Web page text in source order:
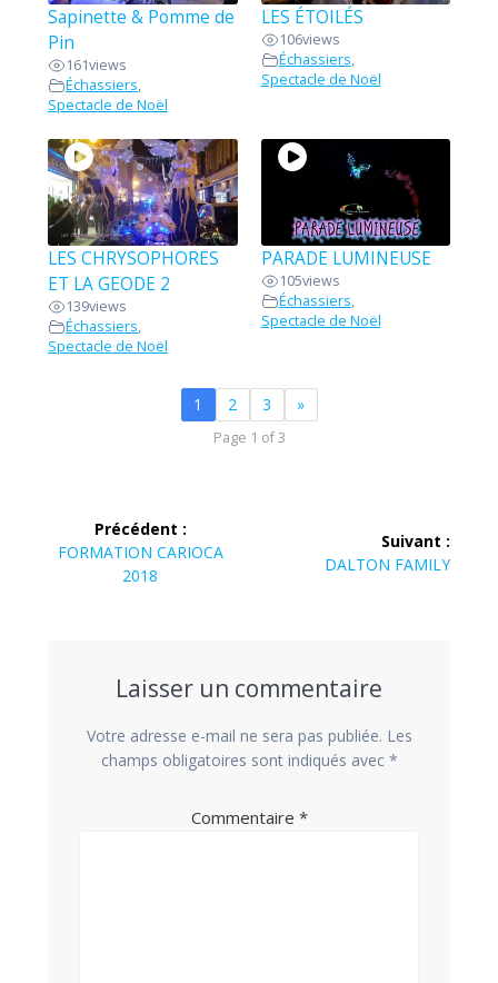
Sapinette & Pomme de
Pin
161views
Échassiers,
Spectacle de Noël
LES ÉTOILÉS
106views
Échassiers,
Spectacle de Noël
LES CHRYSOPHORES
ET LA GEODE 2
139views
Échassiers,
Spectacle de Noël
PARADE LUMINEUSE
105views
Échassiers,
Spectacle de Noël
1 2 3 »
Page 1 of 3
Précédent :
FORMATION CARIOCA
2018
Suivant :
DALTON FAMILY
Laisser un commentaire
Votre adresse e-mail ne sera pas publiée. Les
champs obligatoires sont indiqués avec *
Commentaire *